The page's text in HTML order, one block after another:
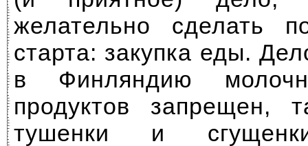
желательно сделать
старта: закупка еды.
в Финляндию
продуктов запрещен,
тушенки и